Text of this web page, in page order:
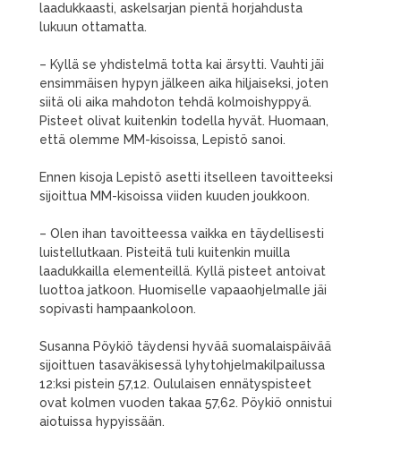
laadukkaasti, askelsarjan pientä horjahdusta
lukuun ottamatta.
– Kyllä se yhdistelmä totta kai ärsytti. Vauhti jäi
ensimmäisen hypyn jälkeen aika hiljaiseksi, joten
siitä oli aika mahdoton tehdä kolmoishyppyä.
Pisteet olivat kuitenkin todella hyvät. Huomaan,
että olemme MM-kisoissa, Lepistö sanoi.
Ennen kisoja Lepistö asetti itselleen tavoitteeksi
sijoittua MM-kisoissa viiden kuuden joukkoon.
– Olen ihan tavoitteessa vaikka en täydellisesti
luistellutkaan. Pisteitä tuli kuitenkin muilla
laadukkailla elementeillä. Kyllä pisteet antoivat
luottoa jatkoon. Huomiselle vapaaohjelmalle jäi
sopivasti hampaankoloon.
Susanna Pöykiö täydensi hyvää suomalaispäivää
sijoittuen tasaväkisessä lyhytohjelmakilpailussa
12:ksi pistein 57,12. Oululaisen ennätyspisteet
ovat kolmen vuoden takaa 57,62. Pöykiö onnistui
aiotuissa hypyissään.